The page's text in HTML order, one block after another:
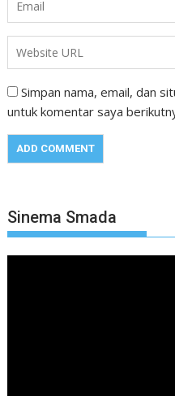
Simpan nama, email, dan
untuk komentar saya
Sinema Smada